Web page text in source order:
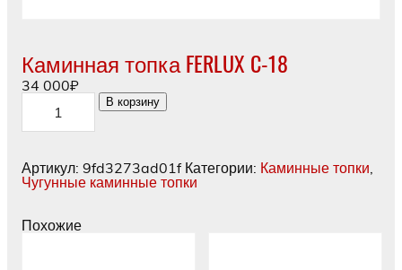
Каминная топка FERLUX C-18
34 000₽
Количество
товара
Каминная
C-
18
В корзину
Артикул: 9fd3273ad01f Категории: Каминные топки,
Чугунные каминные топки
Похожие